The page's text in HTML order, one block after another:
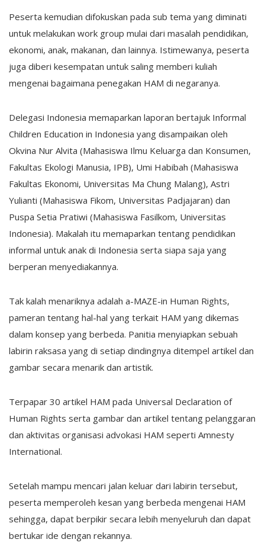
Peserta kemudian difokuskan pada sub tema yang diminati
untuk melakukan work group mulai dari masalah pendidikan,
ekonomi, anak, makanan, dan lainnya. Istimewanya, peserta
juga diberi kesempatan untuk saling memberi kuliah
mengenai bagaimana penegakan HAM di negaranya.
Delegasi Indonesia memaparkan laporan bertajuk Informal
Children Education in Indonesia yang disampaikan oleh
Okvina Nur Alvita (Mahasiswa Ilmu Keluarga dan Konsumen,
Fakultas Ekologi Manusia, IPB), Umi Habibah (Mahasiswa
Fakultas Ekonomi, Universitas Ma Chung Malang), Astri
Yulianti (Mahasiswa Fikom, Universitas Padjajaran) dan
Puspa Setia Pratiwi (Mahasiswa Fasilkom, Universitas
Indonesia). Makalah itu memaparkan tentang pendidikan
informal untuk anak di Indonesia serta siapa saja yang
berperan menyediakannya.
Tak kalah menariknya adalah a-MAZE-in Human Rights,
pameran tentang hal-hal yang terkait HAM yang dikemas
dalam konsep yang berbeda. Panitia menyiapkan sebuah
labirin raksasa yang di setiap dindingnya ditempel artikel dan
gambar secara menarik dan artistik.
Terpapar 30 artikel HAM pada Universal Declaration of
Human Rights serta gambar dan artikel tentang pelanggaran
dan aktivitas organisasi advokasi HAM seperti Amnesty
International.
Setelah mampu mencari jalan keluar dari labirin tersebut,
peserta memperoleh kesan yang berbeda mengenai HAM
sehingga, dapat berpikir secara lebih menyeluruh dan dapat
bertukar ide dengan rekannya.